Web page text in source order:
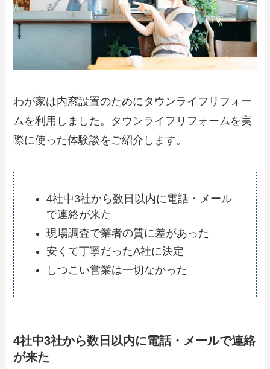
わが家は内窓設置のためにタウンライフリフォー
ムを利用しました。タウンライフリフォームを実
際に使った体験談をご紹介します。
4社中3社から数日以内に電話・メール
で連絡が来た
現場調査で業者の質に差があった
安くて丁寧だったA社に決定
しつこい営業は一切なかった
4社中3社から数日以内に電話・メールで連絡
が来た